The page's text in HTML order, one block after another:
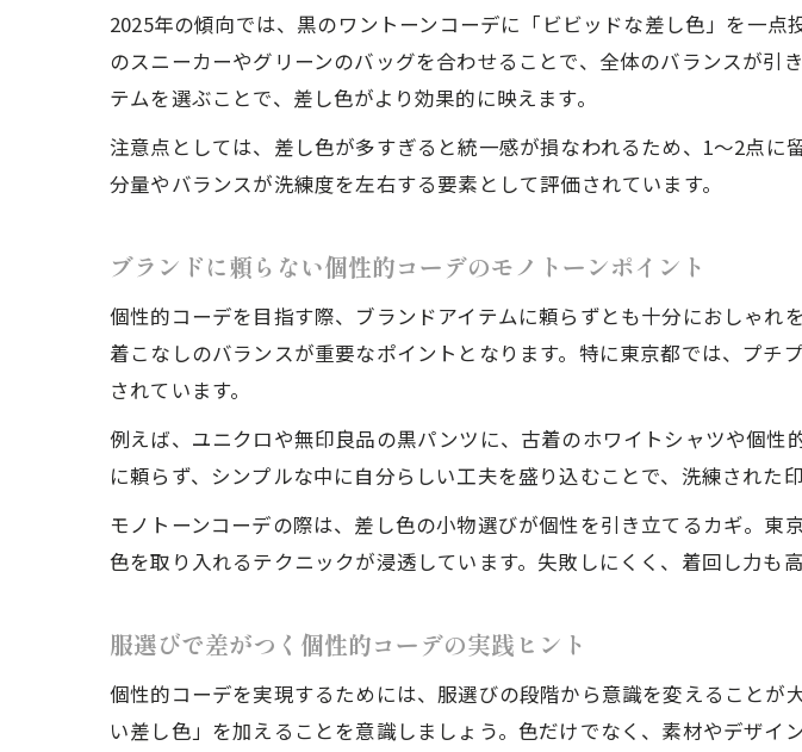
小物使いが光る黒基調
小物で楽しむ東京都の個性
個性的コーデが映える
東京都で注目の小物で
バヤコ靴下で個性的コ
個性的コーデを完成さ
差し色を入れる最適な場所
個性的コーデに差し色
バッグや靴下で個性的
東京都で人気の差し色
小物に差し色を効かせ
2025年の傾向では、黒のワントーンコーデに「ビビッドな差し色」を一
のスニーカーやグリーンのバッグを合わせることで、全体のバランスが
テムを選ぶことで、差し色がより効果的に映えます。
注意点としては、差し色が多すぎると統一感が損なわれるため、1〜2点
分量やバランスが洗練度を左右する要素として評価されています。
ブランドに頼らない個性的コーデのモノトーンポイント
個性的コーデを目指す際、ブランドアイテムに頼らずとも十分におしゃれ
着こなしのバランスが重要なポイントとなります。特に東京都では、プ
されています。
例えば、ユニクロや無印良品の黒パンツに、古着のホワイトシャツや個
に頼らず、シンプルな中に自分らしい工夫を盛り込むことで、洗練された
モノトーンコーデの際は、差し色の小物選びが個性を引き立てるカギ。
色を取り入れるテクニックが浸透しています。失敗しにくく、着回し力も
服選びで差がつく個性的コーデの実践ヒント
個性的コーデを実現するためには、服選びの段階から意識を変えること
い差し色」を加えることを意識しましょう。色だけでなく、素材やデザ